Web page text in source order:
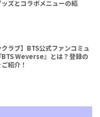
ズとコラボメニューの紹
クラブ】BTS公式ファンコミュ
BTS Weverse』とは？登録の
紹介！